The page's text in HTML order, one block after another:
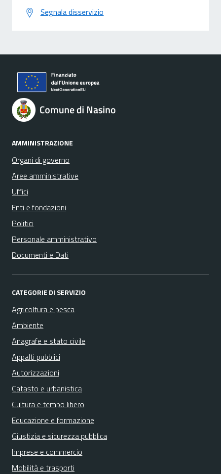
Segnala disservizio
Comune di Nasino
AMMINISTRAZIONE
Organi di governo
Aree amministrative
Uffici
Enti e fondazioni
Politici
Personale amministrativo
Documenti e Dati
CATEGORIE DI SERVIZIO
Agricoltura e pesca
Ambiente
Anagrafe e stato civile
Appalti pubblici
Autorizzazioni
Catasto e urbanistica
Cultura e tempo libero
Educazione e formazione
Giustizia e sicurezza pubblica
Imprese e commercio
Mobilità e trasporti